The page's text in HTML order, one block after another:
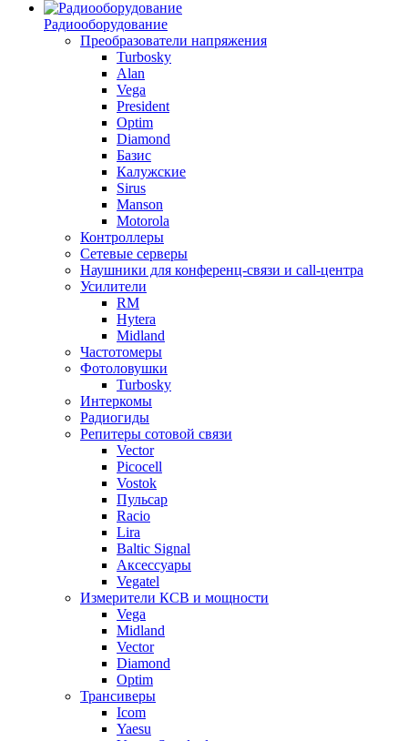
Радиооборудование
Преобразователи напряжения
Turbosky
Alan
Vega
President
Optim
Diamond
Базис
Калужские
Sirus
Manson
Motorola
Контроллеры
Сетевые серверы
Наушники для конференц-связи и call-центра
Усилители
RM
Hytera
Midland
Частотомеры
Фотоловушки
Turbosky
Интеркомы
Радиогиды
Репитеры сотовой связи
Vector
Picocell
Vostok
Пульсар
Racio
Lira
Baltic Signal
Аксессуары
Vegatel
Измерители КСВ и мощности
Vega
Midland
Vector
Diamond
Optim
Трансиверы
Icom
Yaesu